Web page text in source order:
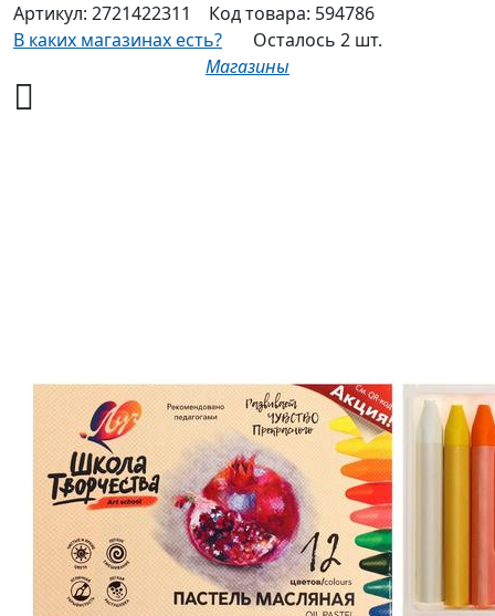
Артикул: 2721422311 Код товара: 594786
В каких магазинах есть?
Осталось 2 шт.
Магазины